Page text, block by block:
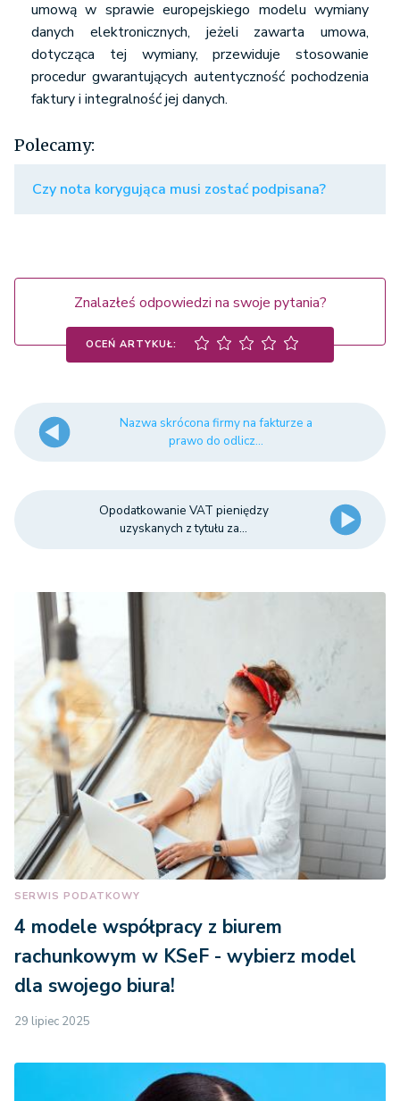
umową w sprawie europejskiego modelu wymiany
danych elektronicznych, jeżeli zawarta umowa,
dotycząca tej wymiany, przewiduje stosowanie
procedur gwarantujących autentyczność pochodzenia
faktury i integralność jej danych.
Polecamy:
Czy nota korygująca musi zostać podpisana?
Znalazłeś odpowiedzi na swoje pytania?
OCEŃ ARTYKUŁ:
Nazwa skrócona firmy na fakturze a
prawo do odlicz...
Opodatkowanie VAT pieniędzy
uzyskanych z tytułu za...
SERWIS PODATKOWY
4 modele współpracy z biurem
rachunkowym w KSeF - wybierz model
dla swojego biura!
29 lipiec 2025